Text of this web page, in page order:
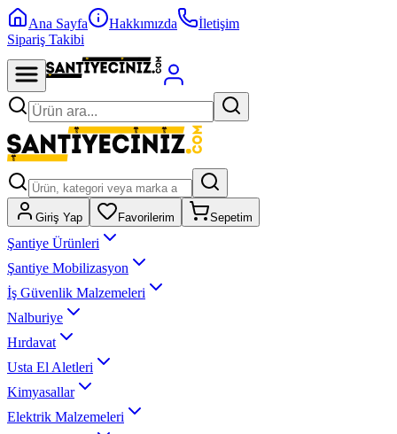
Ana Sayfa Hakkımızda
İletişim
Sipariş Takibi
Giriş Yap Favorilerim Sepetim
Şantiye Ürünleri
Şantiye Mobilizasyon
İş Güvenlik Malzemeleri
Nalburiye
Hırdavat
Usta El Aletleri
Kimyasallar
Elektrik Malzemeleri